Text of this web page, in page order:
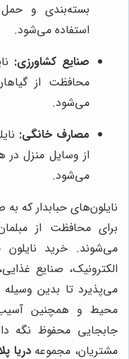
بسته‌بندی و
استفاده می‌شود.
صنایع کشاورزی:
محافظت از
می‌شود.
مصارف خانگی:
از وسایل منزل
می‌شود.
نایلون‌های حبابدار که
برای محافظت از
می‌شوند. خرید نایلون
الکترونیک، صنایع
می‌پذیرد تا بدین وسیله
محیط و همچنین
جابجایی محفوظ نگه
مشتریان، مجموعهدریا